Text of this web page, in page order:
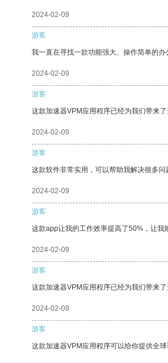
2024-02-09
游客
我一直在寻找一款功能强大、操作简单的
2024-02-09
游客
这款加速器VPM应用程序已经为我们带来了
2024-02-09
游客
这款软件非常实用，可以帮助我解决很多问
2024-02-09
游客
这款app让我的工作效率提高了50%，让我
2024-02-09
游客
这款加速器VPM应用程序已经为我们带来了
2024-02-09
游客
这款加速器VPM应用程序可以给你提供全球